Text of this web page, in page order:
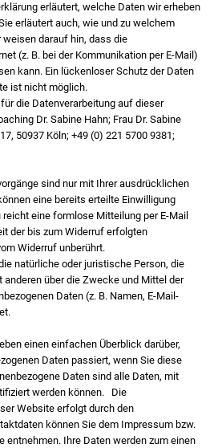
erläutert, welche Daten wir erheben
erläutert auch, wie und zu welchem
darauf hin, dass die
(z. B. bei der Kommunikation per E-Mail)
kann. Ein lückenloser Schutz der Daten
ist nicht möglich.
die Datenverarbeitung auf dieser
Dr. Sabine Hahn; Frau Dr. Sabine
50937 Köln; +49 (0) 221 5700 9381;
sind nur mit Ihrer ausdrücklichen
eine bereits erteilte Einwilligung
eine formlose Mitteilung per E-Mail
der bis zum Widerruf erfolgten
Widerruf unberührt.
natürliche oder juristische Person, die
über die Zwecke und Mittel der
Daten (z. B. Namen, E-Mail-
einen einfachen Überblick darüber,
Daten passiert, wenn Sie diese
Daten sind alle Daten, mit
werden können. Die
Website erfolgt durch den
können Sie dem Impressum bzw.
entnehmen. Ihre Daten werden zum einen